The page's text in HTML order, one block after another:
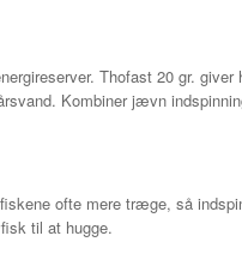
Thofast 20 gr.
Kombiner jævn
ofte mere træge, så
til at hugge.